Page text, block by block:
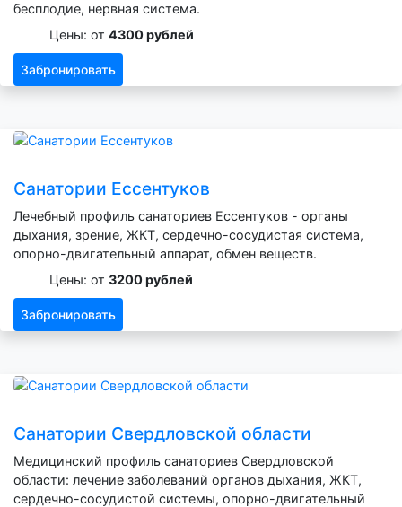
бесплодие, нервная система.
Цены: от 4300 рублей
Забронировать
Санатории Ессентуков
Лечебный профиль санаториев Ессентуков - органы
дыхания, зрение, ЖКТ, сердечно-сосудистая система,
опорно-двигательный аппарат, обмен веществ.
Цены: от 3200 рублей
Забронировать
Санатории Свердловской области
Медицинский профиль санаториев Свердловской
области: лечение заболеваний органов дыхания, ЖКТ,
сердечно-сосудистой системы, опорно-двигательный